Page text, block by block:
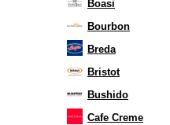
Boasi
Bourbon
Breda
Bristot
Bushido
Cafe Creme